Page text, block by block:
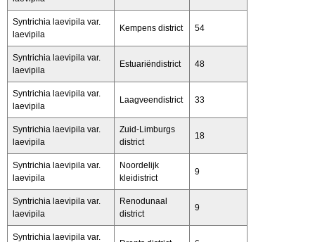
Syntrichia laevipila var.
laevipila
Kempens district 54
Syntrichia laevipila var.
laevipila
Estuariëndistrict 48
Syntrichia laevipila var.
laevipila
Laagveendistrict 33
Syntrichia laevipila var.
laevipila
Zuid-Limburgs
district
18
Syntrichia laevipila var.
laevipila
Noordelijk
kleidistrict
9
Syntrichia laevipila var.
laevipila
Renodunaal
district
9
Syntrichia laevipila var.